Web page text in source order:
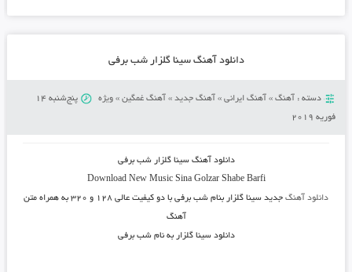
دانلود آهنگ سینا گلزار شب برفی
دسته : آهنگ» آهنگ ایرانی» آهنگ جدید» آهنگ غمگین» ویژه
پنج‌شنبه 14
فوریه 2019
دانلود آهنگسینا گلزار شب برفی
Download New MusicSina Golzar Shabe Barfi
دانلود آهنگجدید سینا گلزار بنام شب برفی
با دو کیفیت عالی ۱۲۸ و ۳۲۰ به همراه متن
آهنگ
دانلود سینا گلزار به نام شب برفی